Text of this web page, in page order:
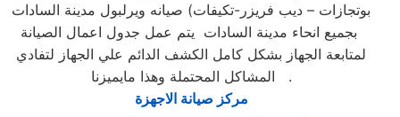
بوتجازات – ديب فريزر-تكيفات) صيانه ويرلبول مدينة السادات
بجميع انحاء مدينة السادات يتم عمل جدول اعمال الصيانة
لمتابعة الجهاز بشكل كامل الكشف الدائم علي الجهاز لتفادي
المشاكل المحتملة وهذا مايميزنا .
مركز صيانة الاجهزة